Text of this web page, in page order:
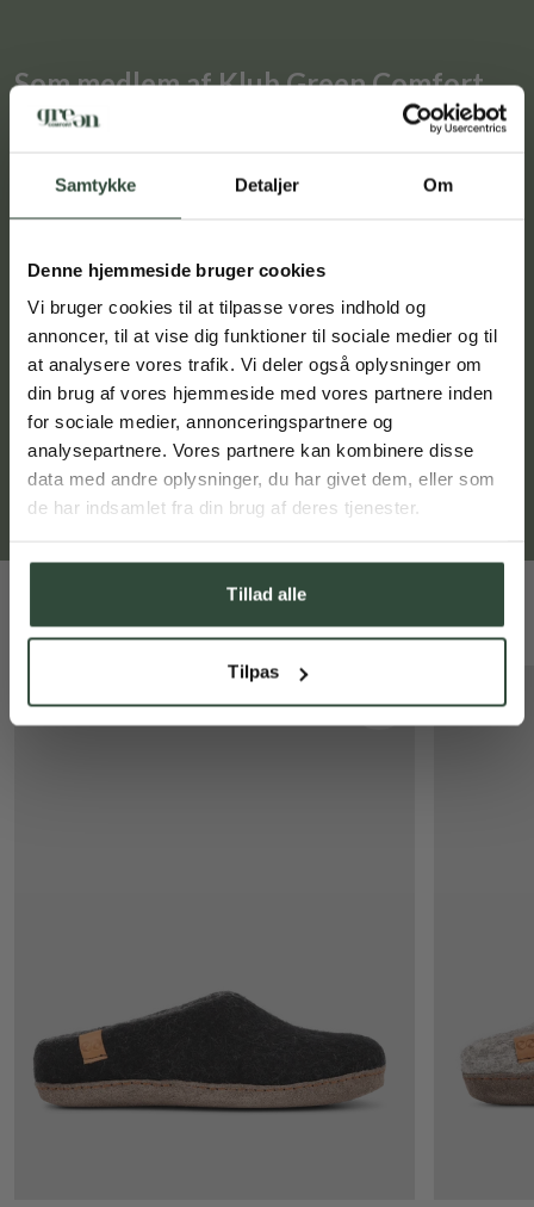
Samtykke Detaljer Om
Denne hjemmeside bruger cookies
Vi bruger cookies til at tilpasse vores indhold og
annoncer, til at vise dig funktioner til sociale medier og til
at analysere vores trafik. Vi deler også oplysninger om
din brug af vores hjemmeside med vores partnere inden
for sociale medier, annonceringspartnere og
analysepartnere. Vores partnere kan kombinere disse
data med andre oplysninger, du har givet dem, eller som
de har indsamlet fra din brug af deres tjenester.
Tillad alle
Tilpas
Som medlem af Klub Green Comfort
bliver du forkælet med tilbud og
Spar 10% på din første ordre. Vi sender en e-mail med
Du optjener point ved alle køb, som kan indløses til rabat
på dit næste køb
Du får specialtilbud og unikke rabatkoder før alle andre
Du får en gave hvert år på din fødselsdag
Du får en gave hvert år på din jubilæumsdag
BLIV MEDLEM LÆS MERE LOGIN
Måske du kan lide
Spar 10 % som medlem på
din første ordre!
Tilmeld dig vores kundeklub og få 10 %
rabat på dit første køb samt eksklusive
tilbud og nyheder. Rabatten sendes til din
indbakke efter tilmelding.
Opret dig her
e-mail og SMS. Du kan til enhver tid trække dit samtykke tilbage.